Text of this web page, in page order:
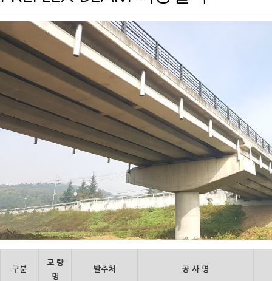
구분
교 량
명
발주처 공 사 명